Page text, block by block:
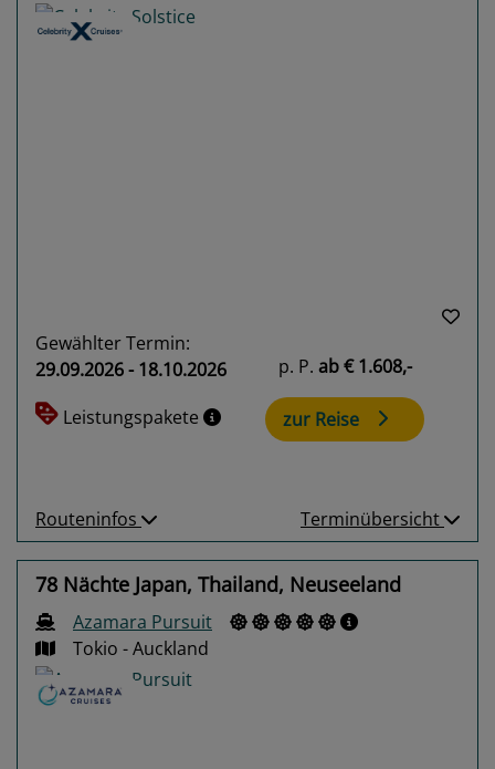
Gewählter Termin:
29.09.2026 - 18.10.2026
Leistungspakete
p. P. ab€ 1.608,-
zur Reise
Routeninfos Terminübersicht
78 Nächte Japan, Thailand, Neuseeland
Azamara Pursuit
Tokio - Auckland